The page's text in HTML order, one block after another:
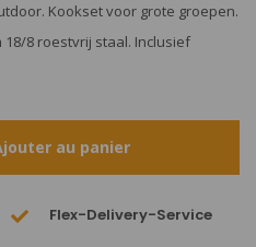
Kookset voor grote groepen.
8 roestvrij staal. Inclusief
au panier
Flex-Delivery-Service